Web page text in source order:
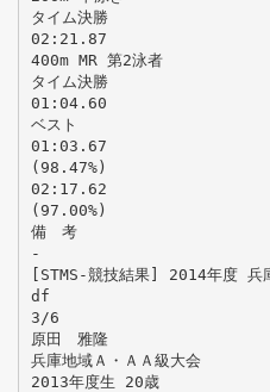
タイム決勝
02:21.87
400m MR 第2泳者
タイム決勝
01:04.60
ベスト
01:03.67
(98.47%)
02:17.62
(97.00%)
備 考
-
[STMS-競技結果] 2014年度 兵
df
3/6
原田 雅隆
兵庫地域Ａ・ＡＡ級大会
2013年度生 20歳